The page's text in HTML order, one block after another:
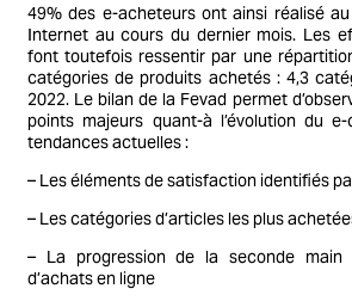
49% des e-acheteurs ont ainsi réalisé
Internet au cours du dernier mois. Les
font toutefois ressentir par une
catégories de produits achetés : 4,3
2022. Le bilan de la Fevad permet
points majeurs quant-à l’évolution du
tendances actuelles :
– Les éléments de satisfaction identifiés
– Les catégories d’articles les plus
– La progression de la seconde main
d’achats en ligne